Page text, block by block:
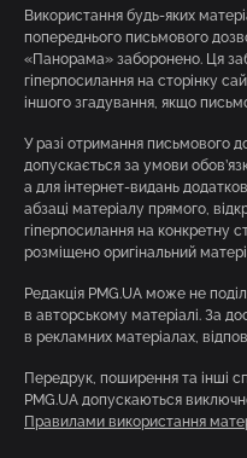
Використання будь-яких
попереднього письмового
«Панорама» заборонено. Ця
гіперпосилання на сторінку
іншого згадування, якщо
У разі отримання письмового
допускається за умови
а для інтернет-видань
абзаці матеріалу прямого,
гіперпосилання на конкретну
розміщено оригінальний
Редакція PMG.UA може не
в авторському матеріалі. За
в рекламних матеріалах,
Передрук, поширення та інші
PMG.UA допускаються
Правилами використання